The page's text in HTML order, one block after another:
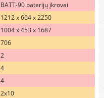
BATT-90 baterijų įkrovai
1212 x 664 x 2250
1004 x 453 x 1687
706
2
4
4
2x10